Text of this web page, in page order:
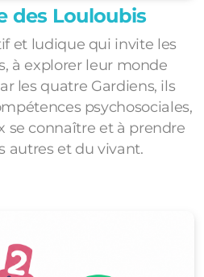
des Louloubis
et ludique qui invite les
à explorer leur monde
les quatre Gardiens, ils
psychosociales,
se connaître et à prendre
autres et du vivant.